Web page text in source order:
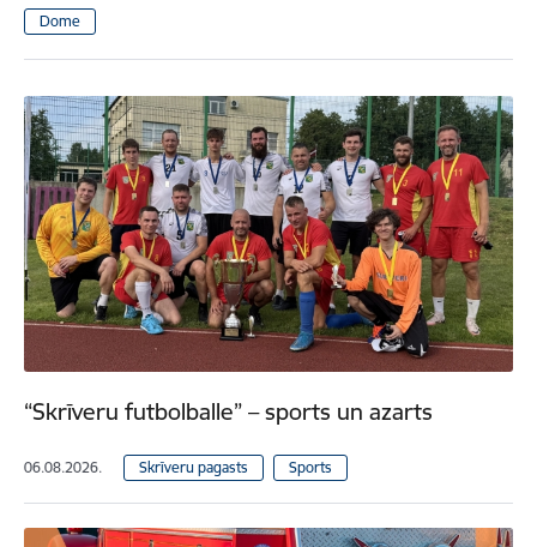
Dome
“Skrīveru futbolballe” – sports un azarts
06.08.2026. Skrīveru pagasts Sports